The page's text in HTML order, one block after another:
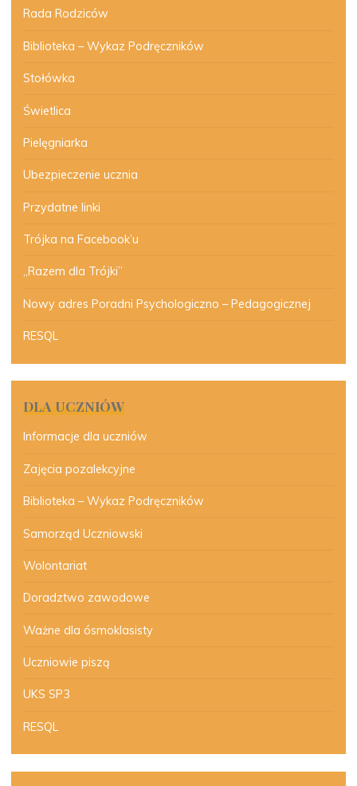
Rada Rodziców
Biblioteka – Wykaz Podręczników
Stołówka
Świetlica
Pielęgniarka
Ubezpieczenie ucznia
Przydatne linki
Trójka na Facebook’u
„Razem dla Trójki”
Nowy adres Poradni Psychologiczno – Pedagogicznej
RESQL
DLA UCZNIÓW
Informacje dla uczniów
Zajęcia pozalekcyjne
Biblioteka – Wykaz Podręczników
Samorząd Uczniowski
Wolontariat
Doradztwo zawodowe
Ważne dla ósmoklasisty
Uczniowie piszą
UKS SP3
RESQL